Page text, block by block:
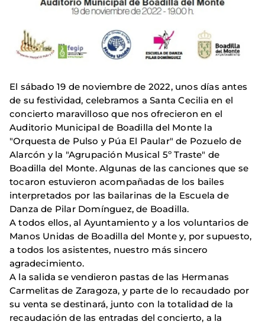
El sábado 19 de noviembre de 2022, unos días antes
de su festividad, celebramos a Santa Cecilia en el
concierto maravilloso que nos ofrecieron en el
Auditorio Municipal de Boadilla del Monte la
"Orquesta de Pulso y Púa El Paular" de Pozuelo de
Alarcón y la "Agrupación Musical 5º Traste" de
Boadilla del Monte. Algunas de las canciones que se
tocaron estuvieron acompañadas de los bailes
interpretados por las bailarinas de la Escuela de
Danza de Pilar Domínguez, de Boadilla.
A todos ellos, al Ayuntamiento y a los voluntarios de
Manos Unidas de Boadilla del Monte y, por supuesto,
a todos los asistentes, nuestro más sincero
agradecimiento.
A la salida se vendieron pastas de las Hermanas
Carmelitas de Zaragoza, y parte de lo recaudado por
su venta se destinará, junto con la totalidad de la
recaudación de las entradas del concierto, a la